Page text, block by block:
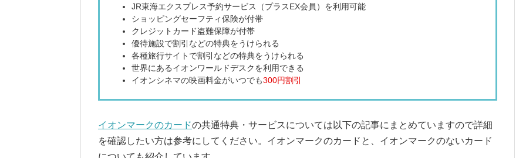
JR東海エクスプレス予約サービス（プラスEX会員）を利用可能
ショッピングセーフティ保険が付帯
クレジットカード盗難保障が付帯
優待施設で割引などの特典をうけられる
各種旅行サイトで割引などの特典をうけられる
世界にあるイオンワールドデスクを利用できる
イオンシネマの映画料金がいつでも300円割引
イオンマークのカードの共通特典・サービスについては以下の記事にまとめていますので詳細
を確認したい方は参考にしてください。イオンマークのカードと、イオンマークのないカード